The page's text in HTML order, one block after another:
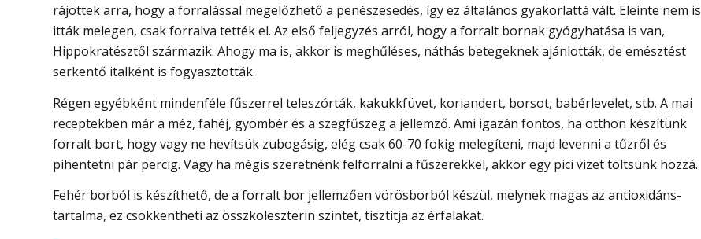
rájöttek arra, hogy a forralással megelőzhető a penészesedés, így ez általános gyakorlattá vált. Eleinte nem is
itták melegen, csak forralva tették el. Az első feljegyzés arról, hogy a forralt bornak gyógyhatása is van,
Hippokratésztől származik. Ahogy ma is, akkor is meghűléses, náthás betegeknek ajánlották, de emésztést
serkentő italként is fogyasztották.
Régen egyébként mindenféle fűszerrel teleszórták, kakukkfüvet, koriandert, borsot, babérlevelet, stb. A mai
receptekben már a méz, fahéj, gyömbér és a szegfűszeg a jellemző. Ami igazán fontos, ha otthon készítünk
forralt bort, hogy vagy ne hevítsük zubogásig, elég csak 60-70 fokig melegíteni, majd levenni a tűzről és
pihentetni pár percig. Vagy ha mégis szeretnénk felforralni a fűszerekkel, akkor egy pici vizet töltsünk hozzá.
Fehér borból is készíthető, de a forralt bor jellemzően vörösborból készül, melynek magas az antioxidáns-
tartalma, ez csökkentheti az összkoleszterin szintet, tisztítja az érfalakat.